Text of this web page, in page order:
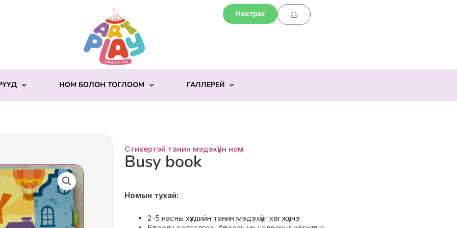
Нэвтрэх Cart
НОМ БОЛОН ТОГЛООМ ГАЛЛЕРЕЙ
Стикертэй танин мэдэхүйн ном
Busy book
Номын тухай:
2-5 насны хүүхдийн танин мэдэхүйг хөгжүүлнэ